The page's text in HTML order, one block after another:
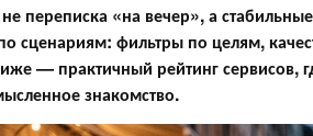
переписка «на вечер», а
сценариям: фильтры по целям,
— практичный рейтинг сервисов,
знакомство.